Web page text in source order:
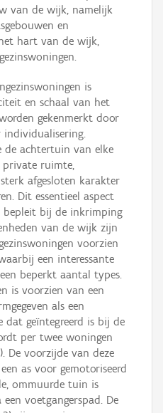
van de wijk, namelijk
en
hart van de wijk,
is
en schaal van het
gekenmerkt door
individualisering.
de achtertuin van elke
ruimte,
afgesloten karakter
Dit essentieel aspect
bij de inkrimping
van de wijk zijn
voorzien
een interessante
beperkt aantal types.
is voorzien van een
als een
geïntegreerd is bij de
per twee woningen
De voorzijde van deze
as voor gemotoriseerd
ommuurde tuin is
voetgangerspad. De